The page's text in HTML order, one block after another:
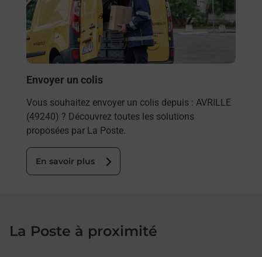
Envoyer un colis
Vous souhaitez envoyer un colis depuis : AVRILLE
(49240) ? Découvrez toutes les solutions
proposées par La Poste.
En savoir plus
La Poste à proximité